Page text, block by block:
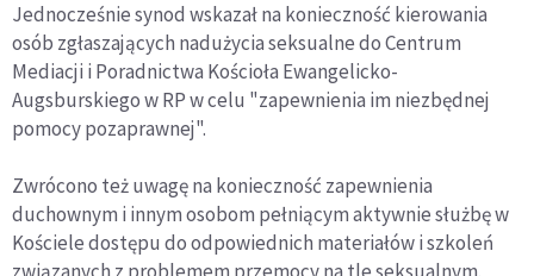
Jednocześnie synod wskazał na konieczność kierowania
osób zgłaszających nadużycia seksualne do Centrum
Mediacji i Poradnictwa Kościoła Ewangelicko-
Augsburskiego w RP w celu "zapewnienia im niezbędnej
pomocy pozaprawnej".
Zwrócono też uwagę na konieczność zapewnienia
duchownym i innym osobom pełniącym aktywnie służbę w
Kościele dostępu do odpowiednich materiałów i szkoleń